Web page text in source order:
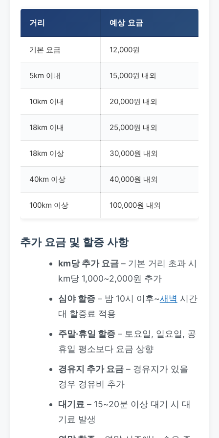
거리 예상 요금
기본 요금 12,000원
5km 이내 15,000원 내외
10km 이내 20,000원 내외
18km 이내 25,000원 내외
18km 이상 30,000원 내외
40km 이상 40,000원 내외
100km 이상 100,000원 내외
추가 요금 및 할증 사항
km당 추가 요금– 기본 거리 초과 시
km당 1,000~2,000원 추가
심야 할증– 밤 10시 이후~새벽 시간
대 할증료 적용
주말·휴일 할증– 토요일, 일요일, 공
휴일 평소보다 요금 상향
경유지 추가 요금– 경유지가 있을
경우 경유비 추가
대기료 – 15~20분 이상 대기 시 대
기료 발생